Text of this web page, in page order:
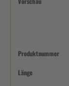
Produktnummer
Länge